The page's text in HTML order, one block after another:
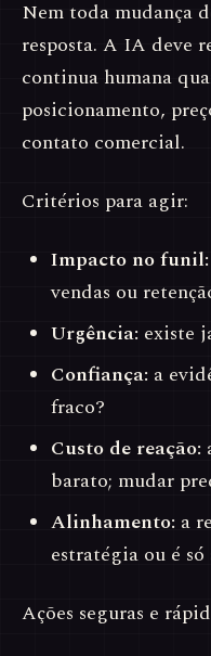
Nem toda mudança
resposta. A IA deve
continua humana
posicionamento,
contato comercial.
Critérios para agir:
Impacto no funil:
vendas ou
Urgência: existe
Confiança: a
fraco?
Custo de reação:
barato; mudar
Alinhamento: a
estratégia ou é
Ações seguras e